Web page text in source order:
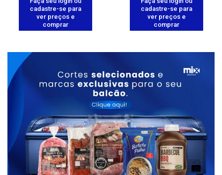
cadastre-se para
ver preços e
comprar
cadastre-se para
ver preços e
comprar